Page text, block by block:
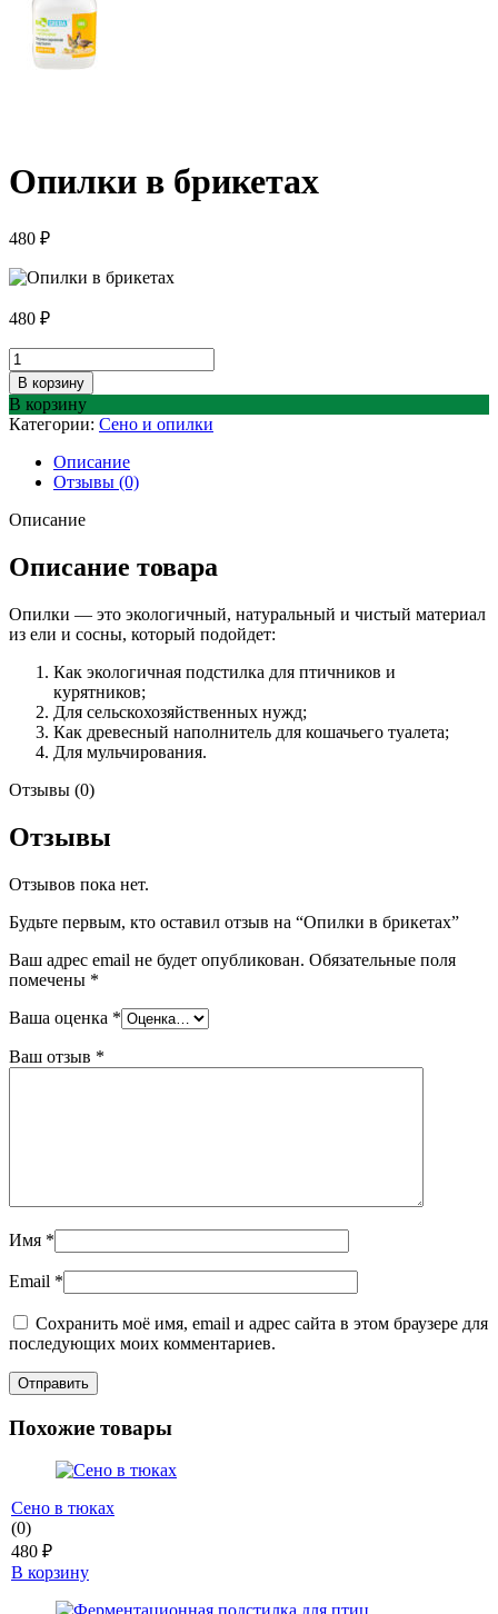
Опилки в брикетах
480 ₽
480 ₽
Количество
товара
Опилки
в
брикетах
В корзину
В корзину
Категории: Сено и опилки
Описание
Отзывы (0)
Описание
Описание товара
Опилки — это экологичный, натуральный и чистый материал
из ели и сосны, который подойдет:
Как экологичная подстилка для птичников и
курятников;
Для сельскохозяйственных нужд;
Как древесный наполнитель для кошачьего туалета;
Для мульчирования.
Отзывы (0)
Отзывы
Отзывов пока нет.
Будьте первым, кто оставил отзыв на “Опилки в брикетах”
Ваш адрес email не будет опубликован. Обязательные поля
помечены *
Ваша оценка *
Ваш отзыв *
Имя *
Email *
Сохранить моё имя, email и адрес сайта в этом браузере для
последующих моих комментариев.
Похожие товары
Сено в тюках
(0)
480 ₽
В корзину